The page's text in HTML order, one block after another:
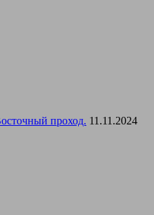
проход. 11.11.2024